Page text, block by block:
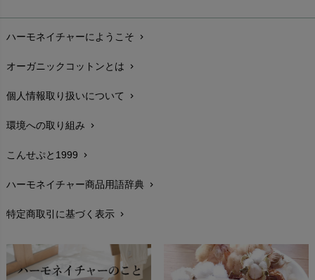
配送と送料chevron_right
在庫状況と発送予定chevron_right
サイズ・寸法chevron_right
生地・素材chevron_right
お手入れについて
レビューを書こうchevron_right
返品交換chevron_right
FAXでのご注文
ハーモネイチャーにようこそ chevron_right
オーガニックコットンとは chevron_right
個人情報取り扱いについて chevron_right
環境への取り組み chevron_right
こんせぷと1999 chevron_right
ハーモネイチャー商品用語辞典 chevron_right
特定商取引に基づく表示 chevron_right